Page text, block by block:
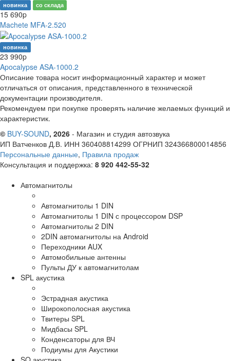
новинка со склада
15 690p
Machete MFA-2.520
новинка
23 990p
Apocalypse ASA-1000.2
Описание товара носит информационный характер и может
отличаться от описания, представленного в технической
документации производителя.
Рекомендуем при покупке проверять наличие желаемых функций и
характеристик.
© BUY-SOUND, 2026 - Магазин и студия автозвука
ИП Ватченков Д.В. ИНН 360408814299 ОГРНИП 324366800014856
Персональные данные, Правила продаж
Консультация и поддержка: 8 920 442-55-32
Автомагнитолы
Автомагнитолы 1 DIN
Автомагнитолы 1 DIN с процессором DSP
Автомагнитолы 2 DIN
2DIN автомагнитолы на Android
Переходники AUX
Автомобильные антенны
Пульты ДУ к автомагнитолам
SPL акустика
Эстрадная акустика
Широкополосная акустика
Твитеры SPL
Мидбасы SPL
Конденсаторы для ВЧ
Подиумы для Акустики